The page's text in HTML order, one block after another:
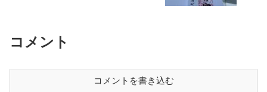
コメント
コメントを書き込む